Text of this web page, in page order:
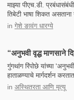
माझ्या पीएच.डी.
तिबेटी भाषा शिकत असताना
in गेशे ङावंग धारग्ये
“अनुभवी वृद्ध माणसाने
गुंगथांग रिंपोछे यांच्या
हाताळण्याचे मार्गदर्शन
in अस्थितरता आणि मृत्यू